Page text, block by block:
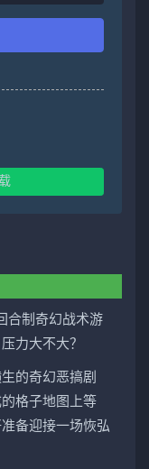
合制奇幻战术游
力大不大？
的奇幻恶搞剧
格子地图上等
备迎接一场恢弘